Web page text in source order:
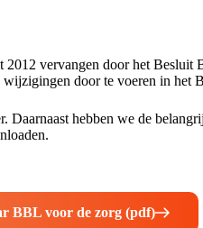
2012 vervangen door het Besluit
wijzigingen door te voeren in het
Daarnaast hebben we de
BBL voor de zorg (pdf)